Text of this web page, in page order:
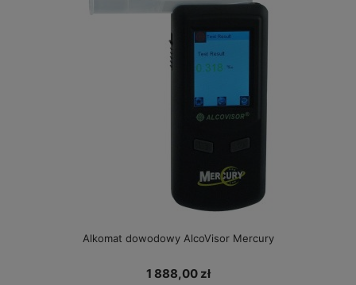
Alkomat dowodowy AlcoVisor Mercury
1 888,00 zł